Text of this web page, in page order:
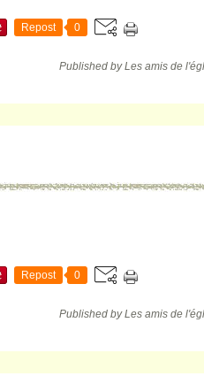
Repost 0
Published by Les amis de
Repost 0
Published by Les amis de